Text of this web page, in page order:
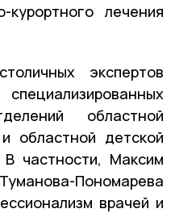
курортного лечения
экспертов
областной
областной детской
В частности, Максим
Пономарева
врачей и